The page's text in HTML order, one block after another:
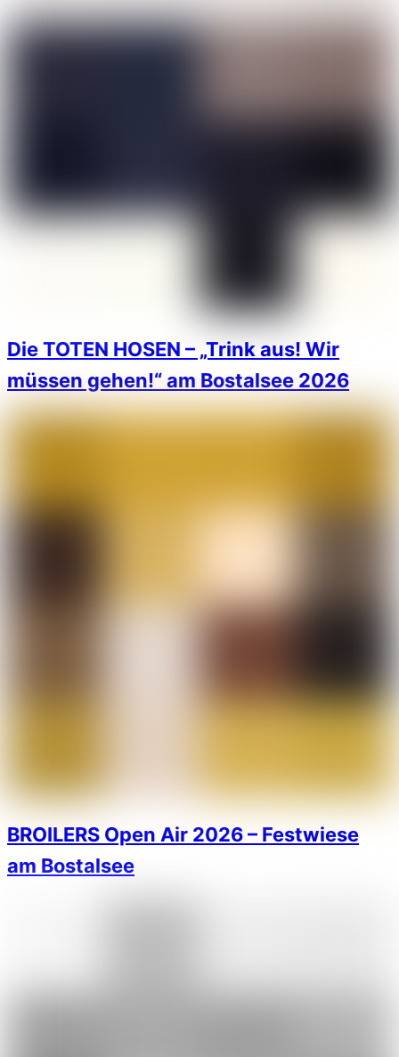
Die TOTEN HOSEN – „Trink aus! Wir
müssen gehen!“ am Bostalsee 2026
BROILERS Open Air 2026 – Festwiese
am Bostalsee